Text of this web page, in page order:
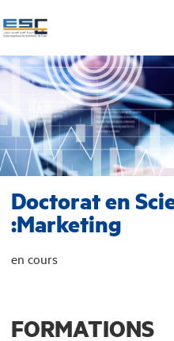
FORMATIONS
Doctorat en
:Marketing
en cours